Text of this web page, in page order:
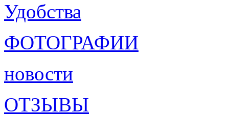
Удобства
ФОТОГРАФИИ
новости
ОТЗЫВЫ